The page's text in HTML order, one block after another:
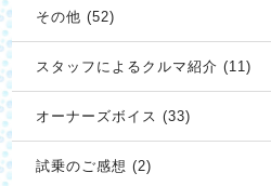
その他 (52)
スタッフによるクルマ紹介 (11)
オーナーズボイス (33)
試乗のご感想 (2)